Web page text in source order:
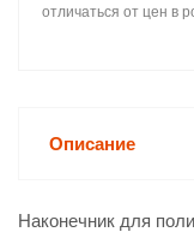
отличаться от цен в
Описание
Наконечник для